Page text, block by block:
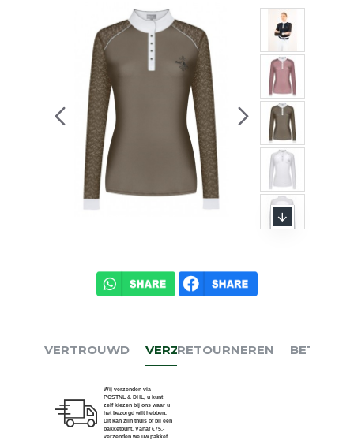
VERTROUWD VERZENDEN
Wij verzenden via
POSTNL & DHL, u kunt
zelf kiezen bij ons waar u
het bezorgd wilt hebben.
Dit kan zijn thuis of bij een
pakketpunt. Vanaf €75,-
verzenden we uw pakket
RETOURNEREN BETALEN